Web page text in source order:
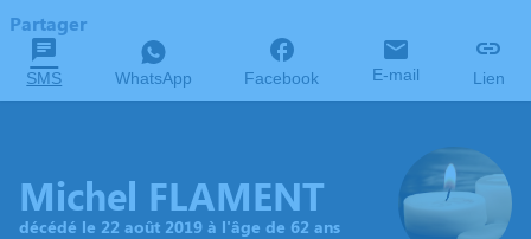
Partager
SMS WhatsApp Facebook E-mail Lien
Michel FLAMENT
décédé le 22 août 2019 à l'âge de 62 ans